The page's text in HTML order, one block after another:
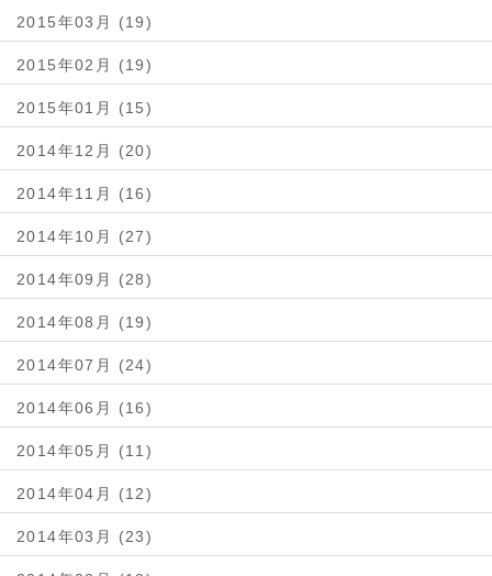
2015年03月 (19)
2015年02月 (19)
2015年01月 (15)
2014年12月 (20)
2014年11月 (16)
2014年10月 (27)
2014年09月 (28)
2014年08月 (19)
2014年07月 (24)
2014年06月 (16)
2014年05月 (11)
2014年04月 (12)
2014年03月 (23)